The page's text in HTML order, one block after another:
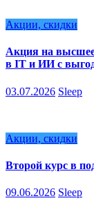
Акции, скидки
Акция на высшее
в IT и ИИ с
03.07.2026 Sleep
Акции, скидки
Второй курс в
09.06.2026 Sleep